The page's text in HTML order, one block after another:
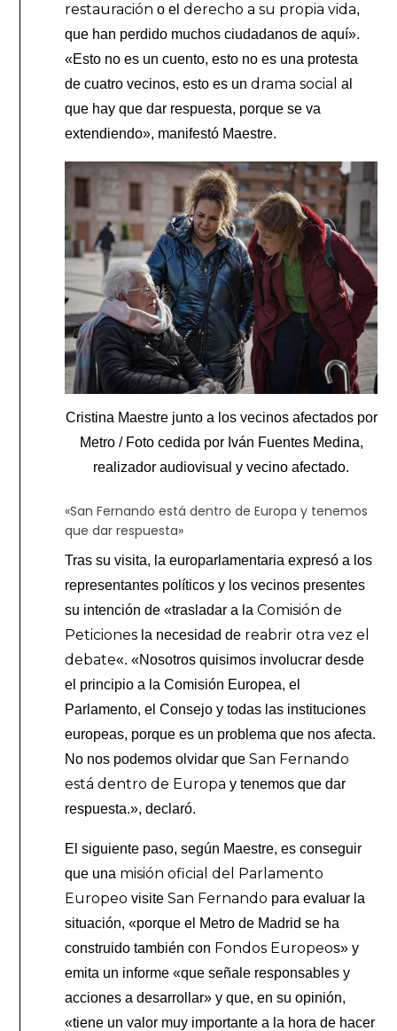
restauración o elderecho a su propia vida,
que han perdido muchos ciudadanos de aquí».
«Esto no es un cuento, esto no es una protesta
de cuatro vecinos, esto es un drama social al
que hay que dar respuesta, porque se va
extendiendo», manifestó Maestre.
Cristina Maestre junto a los vecinos afectados por
Metro / Foto cedida por Iván Fuentes Medina,
realizador audiovisual y vecino afectado.
«San Fernando está dentro de Europa y tenemos
que dar respuesta»
Tras su visita, la europarlamentaria expresó a los
representantes políticos y los vecinos presentes
su intención de «trasladar a laComisión de
Peticiones la necesidad de reabrir otra vez el
debate«. «Nosotros quisimos involucrar desde
el principio a la Comisión Europea, el
Parlamento, el Consejo y todas las instituciones
europeas, porque es un problema que nos afecta.
No nos podemos olvidar queSan Fernando
está dentro de Europa y tenemos que dar
respuesta.», declaró.
El siguiente paso, según Maestre, es conseguir
que una misión oficial del Parlamento
Europeo visiteSan Fernando para evaluar la
situación, «porque el Metro de Madrid se ha
construido también con Fondos Europeos» y
emita un informe «que señale responsables y
acciones a desarrollar» y que, en su opinión,
«tiene un valor muy importante a la hora de hacer